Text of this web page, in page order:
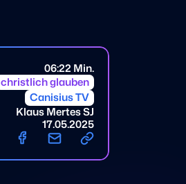
06:22 Min.
christlich glauben
Canisius TV
Klaus Mertes SJ
17.05.2025